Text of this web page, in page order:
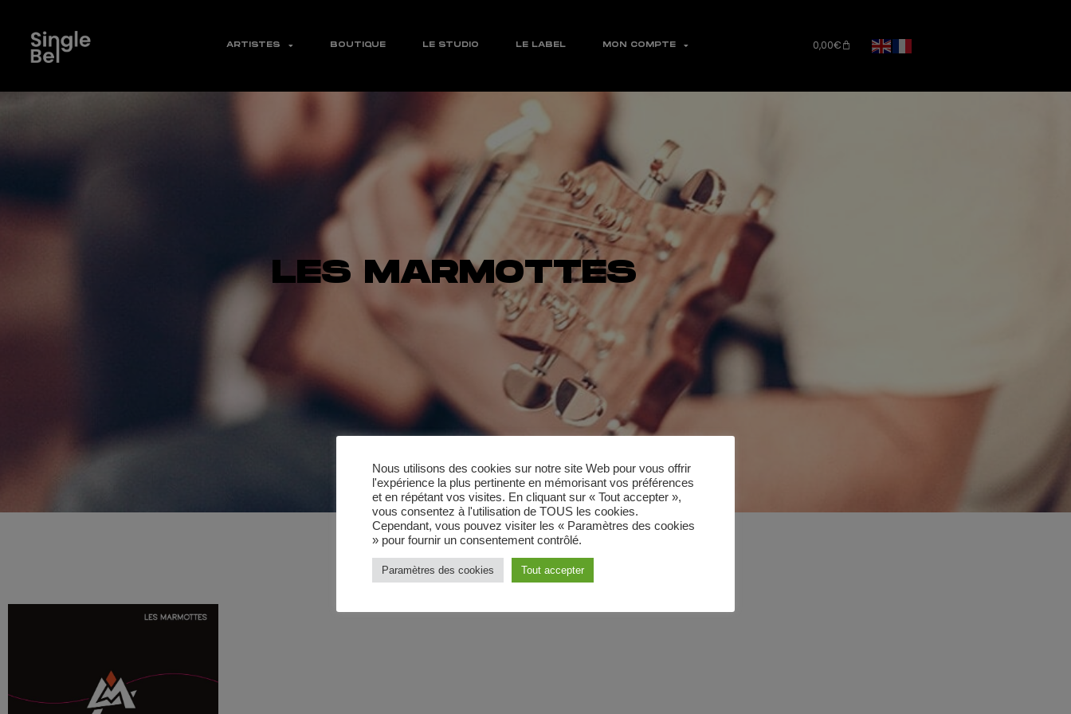
ARTISTES BOUTIQUE LE STUDIO LE LABEL MON COMPTE 0,00€
LES MARMOTTES
Nous utilisons des cookies sur notre site Web pour vous offrir
l'expérience la plus pertinente en mémorisant vos préférences
et en répétant vos visites. En cliquant sur « Tout accepter »,
vous consentez à l'utilisation de TOUS les cookies.
Cependant, vous pouvez visiter les « Paramètres des cookies
» pour fournir un consentement contrôlé.
Paramètres des cookies Tout accepter